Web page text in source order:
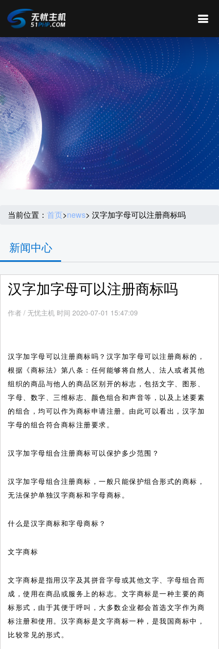
当前位置： 首页>news> 汉字加字母可以注册商标吗
新闻中心
汉字加字母可以注册商标吗
作者 / 无忧主机 时间 2020-07-01 15:47:09
汉字加字母可以注册商标吗？汉字加字母可以注册商标的，
根据《商标法》第八条：任何能够将自然人、法人或者其他
组织的商品与他人的商品区别开的标志，包括文字、图形、
字母、数字、三维标志、颜色组合和声音等，以及上述要素
的组合，均可以作为商标申请注册。由此可以看出，汉字加
字母的组合符合商标注册要求。
汉字加字母组合注册商标可以保护多少范围？
汉字加字母组合注册商标，一般只能保护组合形式的商标，
无法保护单独汉字商标和字母商标。
什么是汉字商标和字母商标？
文字商标
文字商标是指用汉字及其拼音字母或其他文字、字母组合而
成，使用在商品或服务上的标志。文字商标是一种主要的商
标形式，由于其便于呼叫，大多数企业都会首选文字作为商
标注册和使用。汉字商标是文字商标一种，是我国商标中，
比较常见的形式。